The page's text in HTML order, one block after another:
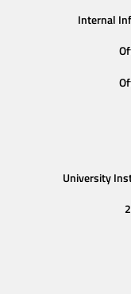
Internal
University